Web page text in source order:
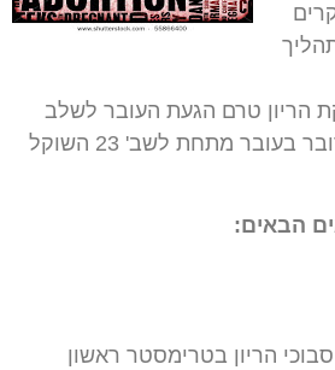
הריון טרם הגעת העובר לשלב
החיות. בדרך כלל מדובר בעובר מתחת לשב' 23 השוקל
הבאים:
הריון בטרימסטר ראשון